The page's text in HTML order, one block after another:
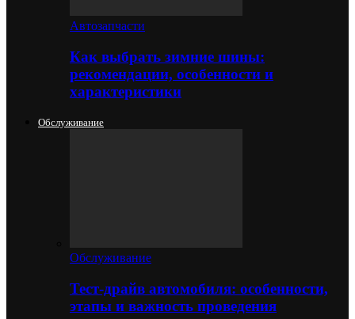
Автозапчасти
Как выбрать зимние шины:
рекомендации, особенности и
характеристики
Обслуживание
Обслуживание
Тест-драйв автомобиля: особенности,
этапы и важность проведения